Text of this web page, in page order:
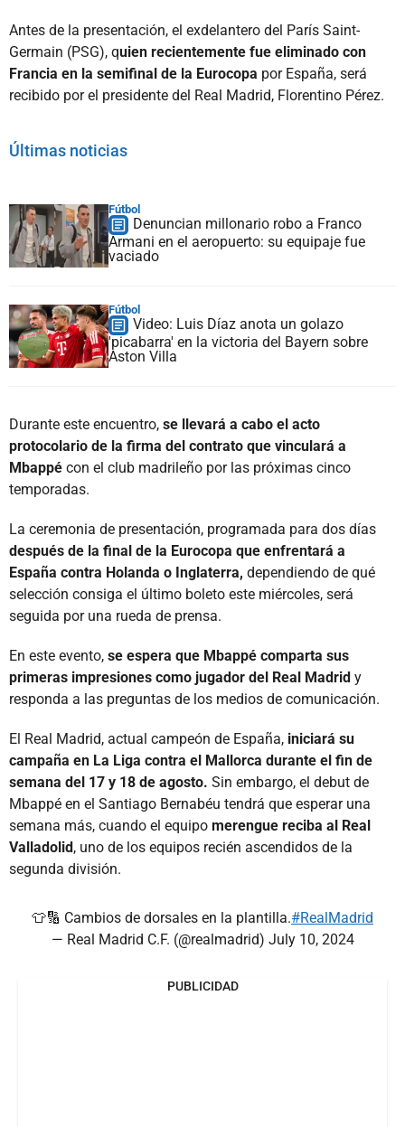
Antes de la presentación, el exdelantero del París Saint-
Germain (PSG), quien recientemente fue eliminado con
Francia en la semifinal de la Eurocopa por España, será
recibido por el presidente del Real Madrid, Florentino Pérez.
Últimas noticias
Fútbol
Denuncian millonario robo a Franco
Armani en el aeropuerto: su equipaje fue
vaciado
Fútbol
Video: Luis Díaz anota un golazo
'picabarra' en la victoria del Bayern sobre
Aston Villa
Durante este encuentro, se llevará a cabo el acto
protocolario de la firma del contrato que vinculará a
Mbappé con el club madrileño por las próximas cinco
temporadas.
La ceremonia de presentación, programada para dos días
después de la final de la Eurocopa que enfrentará a
España contra Holanda o Inglaterra, dependiendo de qué
selección consiga el último boleto este miércoles, será
seguida por una rueda de prensa.
En este evento, se espera que Mbappé comparta sus
primeras impresiones como jugador del Real Madrid y
responda a las preguntas de los medios de comunicación.
El Real Madrid, actual campeón de España, iniciará su
campaña en La Liga contra el Mallorca durante el fin de
semana del 17 y 18 de agosto. Sin embargo, el debut de
Mbappé en el Santiago Bernabéu tendrá que esperar una
semana más, cuando el equipo merengue reciba al Real
Valladolid, uno de los equipos recién ascendidos de la
segunda división.
👕🔢 Cambios de dorsales en la plantilla.#RealMadrid
— Real Madrid C.F. (@realmadrid) July 10, 2024
PUBLICIDAD